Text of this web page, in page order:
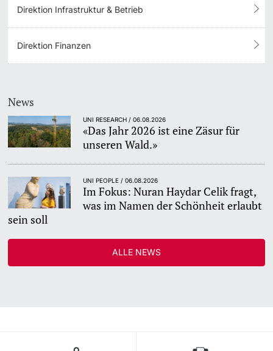
Direktion Infrastruktur & Betrieb
Direktion Finanzen
News
UNI RESEARCH / 06.08.2026
«Das Jahr 2026 ist eine Zäsur für
unseren Wald.»
UNI PEOPLE / 06.08.2026
Im Fokus: Nuran Haydar Celik fragt,
was im Namen der Schönheit erlaubt
sein soll
ALLE NEWS